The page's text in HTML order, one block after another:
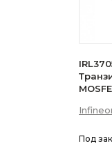
Под